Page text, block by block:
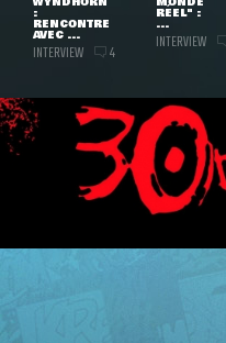
:
RENCONTRE
AVEC ...
INTERVIEW 4
RÉEL" :
...
INTERVIEW